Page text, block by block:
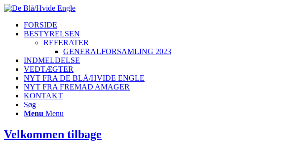
FORSIDE
BESTYRELSEN
REFERATER
GENERALFORSAMLING 2023
INDMELDELSE
VEDTÆGTER
NYT FRA DE BLÅ/HVIDE ENGLE
NYT FRA FREMAD AMAGER
KONTAKT
Søg
Menu Menu
Velkommen tilbage